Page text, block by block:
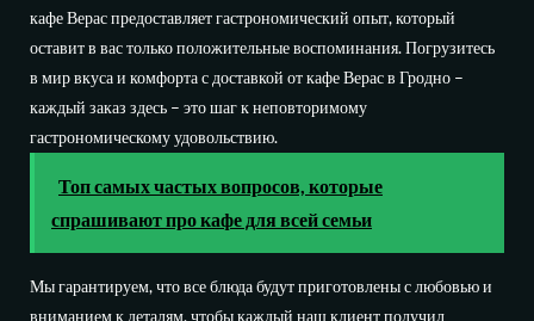
кафе Верас предоставляет гастрономический опыт, который
оставит в вас только положительные воспоминания. Погрузитесь
в мир вкуса и комфорта с доставкой от кафе Верас в Гродно –
каждый заказ здесь – это шаг к неповторимому
гастрономическому удовольствию.
Топ самых частых вопросов, которые
спрашивают про кафе для всей семьи
Мы гарантируем, что все блюда будут приготовлены с любовью и
вниманием к деталям, чтобы каждый наш клиент получил